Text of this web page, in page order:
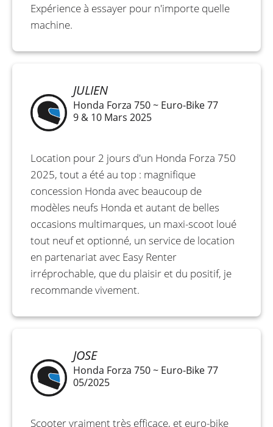
JOSE
Honda Forza 750 ~ Euro-Bike 77
05/2025
Scooter vraiment très efficace, et euro-bike
JULIEN
Honda Forza 750 ~ Euro-Bike 77
9 & 10 Mars 2025
Location pour 2 jours d'un Honda Forza 750
2025, tout a été au top : magnifique
concession Honda avec beaucoup de
modèles neufs Honda et autant de belles
occasions multimarques, un maxi-scoot loué
tout neuf et optionné, un service de location
en partenariat avec Easy Renter
irréprochable, que du plaisir et du positif, je
recommande vivement.
Expérience à essayer pour n'importe quelle
machine.